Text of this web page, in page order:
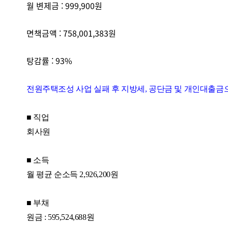
월 변제금 : 999,900원
면책금액 : 758,001,383원
탕감률 : 93%
전원주택조성 사업 실패 후 지방세 , 공단금 및 개인대출금
■ 직업
회사원
■ 소득
월 평균 순소득 2,926,200원
■ 부채
원금 : 595,524,688원